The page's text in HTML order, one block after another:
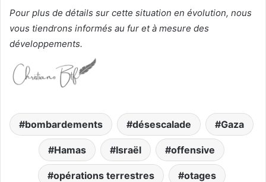
Pour plus de détails sur cette situation en évolution, nous
vous tiendrons informés au fur et à mesure des
développements.
bombardements désescalade Gaza
Hamas Israël offensive
opérations terrestres otages